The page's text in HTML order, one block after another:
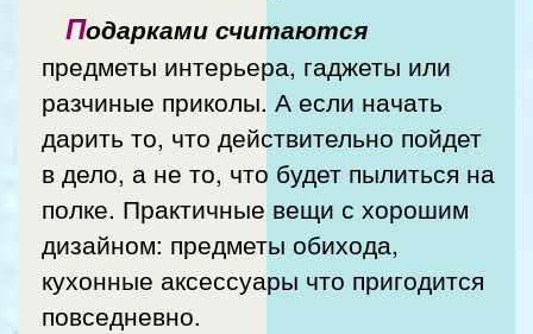
Подарками считаются
предметы интерьера, гаджеты или
разчиные приколы. А если начать
дарить то, что действительно пойдет
в дело, а не то, что будет пылиться на
полке. Практичные вещи с хорошим
дизайном: предметы обихода,
кухонные аксессуары что пригодится
повседневно.